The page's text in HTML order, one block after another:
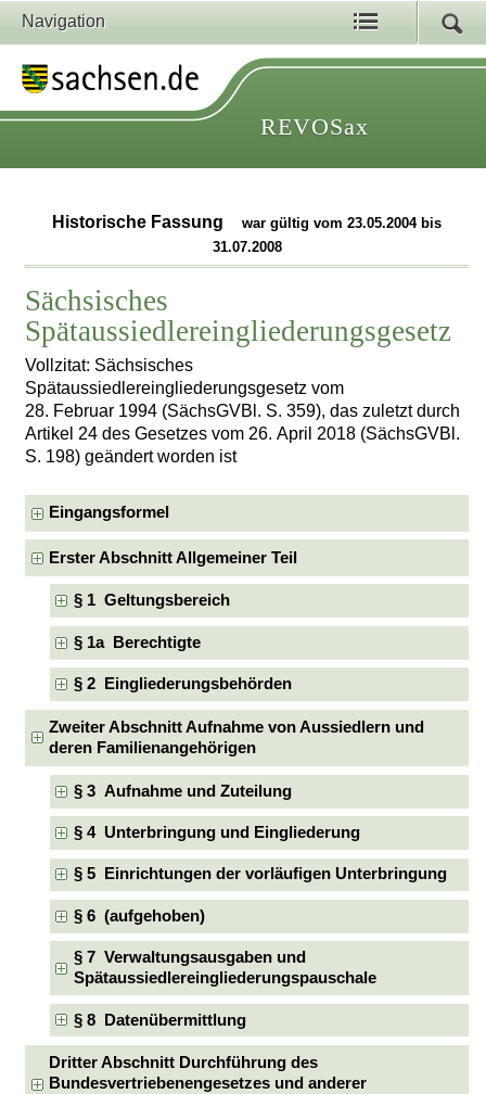
Navigation
REVOSax
Historische Fassung
war gültig vom 23.05.2004 bis
31.07.2008
Sächsisches
Spätaussiedlereingliederungsgesetz
Vollzitat: Sächsisches
Spätaussiedlereingliederungsgesetz vom
28. Februar 1994 (SächsGVBl. S. 359), das zuletzt durch
Artikel 24 des Gesetzes vom 26. April 2018 (SächsGVBl.
S. 198) geändert worden ist
Eingangsformel
Erster Abschnitt Allgemeiner Teil
§ 1 Geltungsbereich
§ 1a Berechtigte
§ 2 Eingliederungsbehörden
Zweiter Abschnitt Aufnahme von Aussiedlern und
deren Familienangehörigen
§ 3 Aufnahme und Zuteilung
§ 4 Unterbringung und Eingliederung
§ 5 Einrichtungen der vorläufigen Unterbringung
§ 6 (aufgehoben)
§ 7 Verwaltungsausgaben und
Spätaussiedlereingliederungspauschale
§ 8 Datenübermittlung
Dritter Abschnitt Durchführung des
Bundesvertriebenengesetzes und anderer